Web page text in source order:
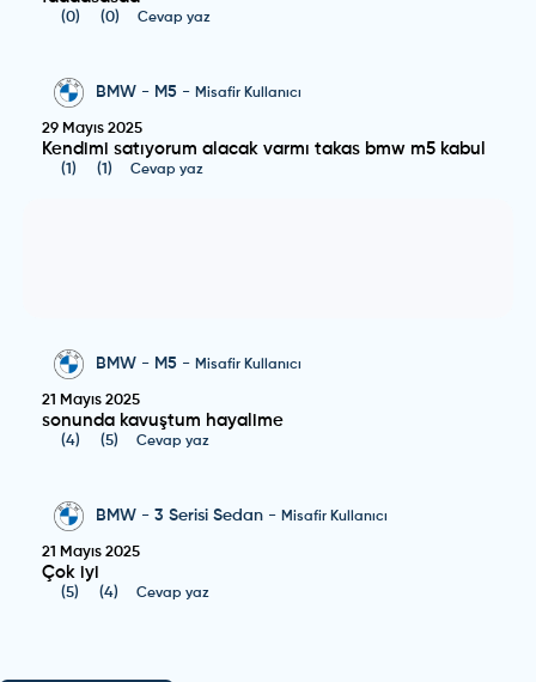
(0) (0) Cevap yaz
BMW - M5 - Misafir Kullanıcı
29 Mayıs 2025
Kendimi satıyorum alacak varmı takas bmw m5 kabul
(1 ) (1 ) Cevap yaz
BMW - M5 - Misafir Kullanıcı
21 Mayıs 2025
sonunda kavuştum hayalime
(4) (5) Cevap yaz
BMW -3 Serisi Sedan - Misafir Kullanıcı
21 Mayıs 2025
Çok iyi
(5) (4) Cevap yaz